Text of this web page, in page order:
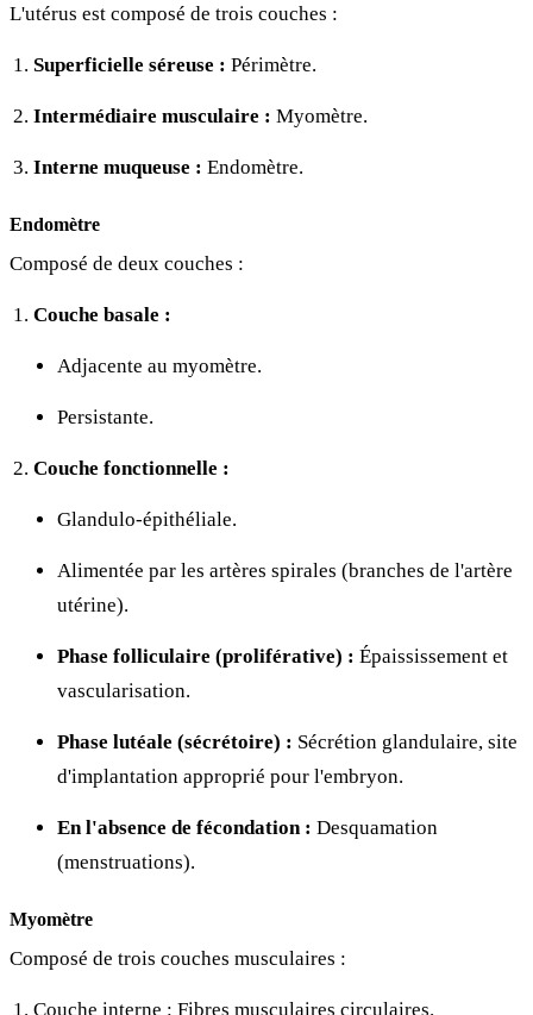
L'utérus est composé de trois couches :
Superficielle séreuse : Périmètre.
Intermédiaire musculaire : Myomètre.
Interne muqueuse : Endomètre.
Endomètre
Composé de deux couches :
Couche basale :
Adjacente au myomètre.
Persistante.
Couche fonctionnelle :
Glandulo-épithéliale.
Alimentée par les artères spirales (branches de l'artère
utérine).
Phase folliculaire (proliférative) : Épaississement et
vascularisation.
Phase lutéale (sécrétoire) : Sécrétion glandulaire, site
d'implantation approprié pour l'embryon.
En l'absence de fécondation : Desquamation
(menstruations).
Myomètre
Composé de trois couches musculaires :
Couche interne : Fibres musculaires circulaires.